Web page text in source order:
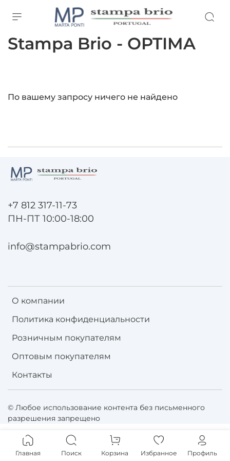
Stampa Brio - OPTIMA
По вашему запросу ничего не найдено
О компании
Политика конфиденциальности
Розничным покупателям
Оптовым покупателям
Контакты
+7 812 317-11-73
ПН-ПТ 10:00-18:00
info@stampabrio.com
© Любое использование контента без письменного
разрешения запрещено
Главная Поиск Корзина Избранное Профиль